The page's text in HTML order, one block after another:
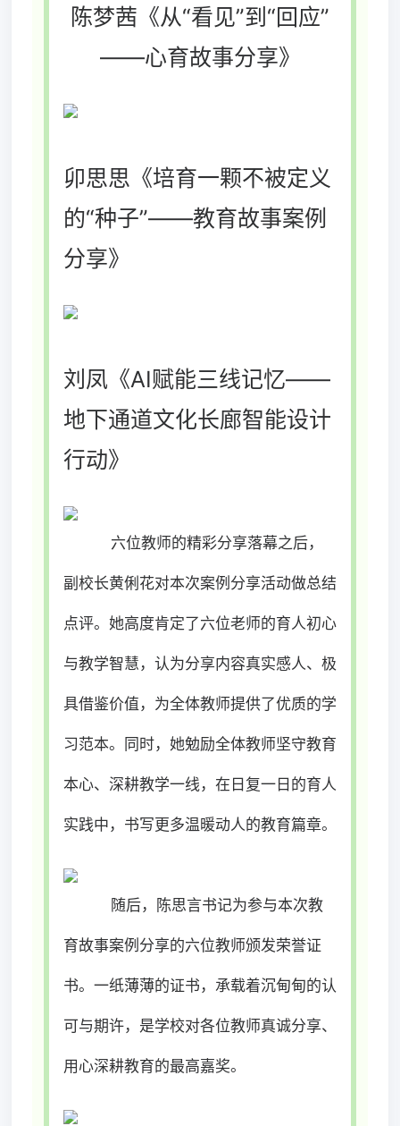
陈梦茜《从“看见”到“回应”
——心育故事分享》
卯思思《培育一颗不被定义
的“种子”——教育故事案例
分享》
刘凤《AI赋能三线记忆——
地下通道文化长廊智能设计
行动》
六位教师的精彩分享落幕之后，
副校长黄俐花对本次案例分享活动做总结
点评。她高度肯定了六位老师的育人初心
与教学智慧，认为分享内容真实感人、极
具借鉴价值，为全体教师提供了优质的学
习范本。同时，她勉励全体教师坚守教育
本心、深耕教学一线，在日复一日的育人
实践中，书写更多温暖动人的教育篇章。
随后，陈思言书记为参与本次教
育故事案例分享的六位教师颁发荣誉证
书。一纸薄薄的证书，承载着沉甸甸的认
可与期许，是学校对各位教师真诚分享、
用心深耕教育的最高嘉奖。